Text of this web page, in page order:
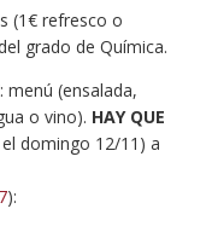
(1€ refresco o
grado de Química.
menú (ensalada,
o vino). HAY QUE
domingo 12/11) a
):